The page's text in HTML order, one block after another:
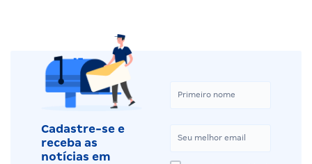
Cadastre-se e
receba as
notícias em